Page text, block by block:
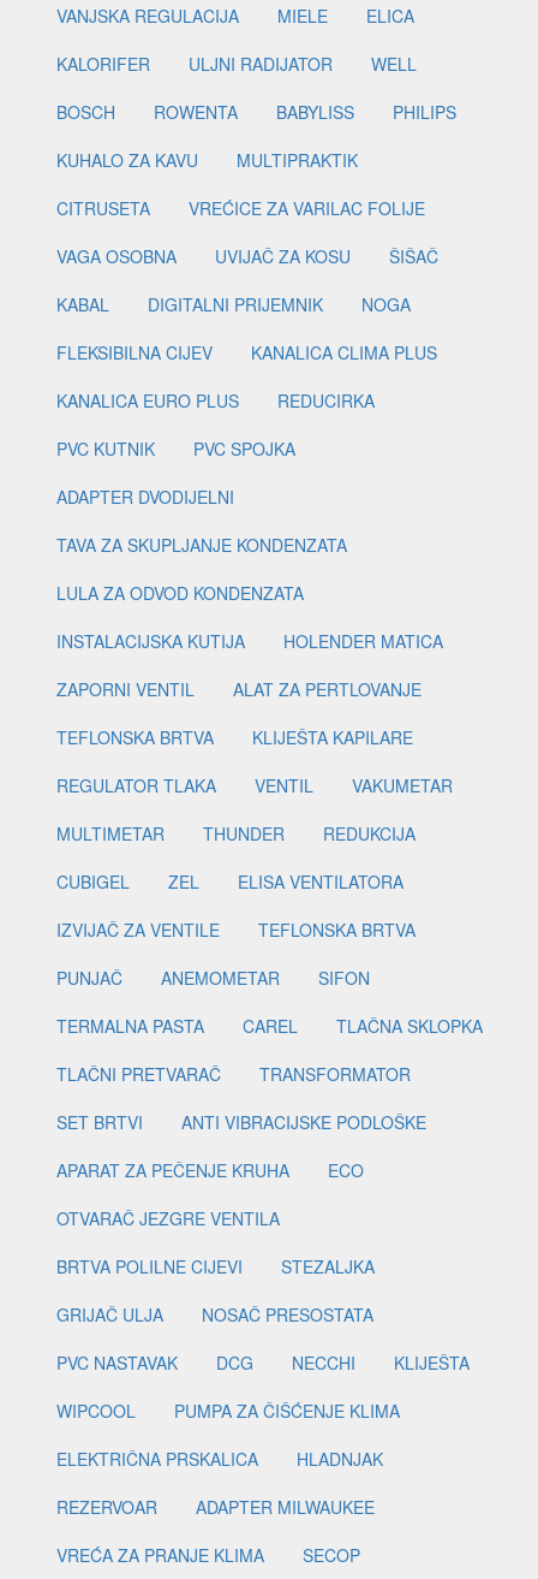
VANJSKA REGULACIJA
MIELE
ELICA
KALORIFER
ULJNI RADIJATOR
WELL
BOSCH
ROWENTA BABYLISS
PHILIPS
KUHALO ZA KAVU
MULTIPRAKTIK
CITRUSETA
VREĆICE ZA VARILAC FOLIJE
VAGA OSOBNA
UVIJAČ ZA KOSU
ŠIŠAČ
KABAL
DIGITALNI PRIJEMNIK
NOGA
FLEKSIBILNA CIJEV
KANALICA CLIMA PLUS
KANALICA EURO PLUS
REDUCIRKA
PVC KUTNIK
PVC SPOJKA
ADAPTER DVODIJELNI
TAVA ZA SKUPLJANJE KONDENZATA
LULA ZA ODVOD KONDENZATA
INSTALACIJSKA KUTIJA
HOLENDER MATICA
ZAPORNI VENTIL
ALAT ZA PERTLOVANJE
TEFLONSKA BRTVA
KLIJEŠTA KAPILARE
REGULATOR TLAKA
VENTIL
VAKUMETAR
MULTIMETAR
THUNDER
REDUKCIJA
CUBIGEL
ZEL
ELISA VENTILATORA
IZVIJAČ ZA VENTILE
TEFLONSKA BRTVA
PUNJAČ
ANEMOMETAR
SIFON
TERMALNA PASTA
CAREL
TLAČNA SKLOPKA
TLAČNI PRETVARAČ
TRANSFORMATOR
SET BRTVI
ANTI VIBRACIJSKE PODLOŠKE
APARAT ZA PEČENJE KRUHA
ECO
OTVARAČ JEZGRE VENTILA
BRTVA POLILNE CIJEVI
STEZALJKA
GRIJAČ ULJA
NOSAČ PRESOSTATA
PVC NASTAVAK
DCG NECCHI
KLIJEŠTA
WIPCOOL
PUMPA ZA ČIŠĆENJE KLIMA
ELEKTRIČNA PRSKALICA
HLADNJAK
REZERVOAR
ADAPTER MILWAUKEE
VREĆA ZA PRANJE KLIMA
SECOP